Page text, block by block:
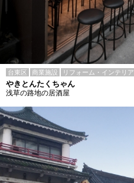
台東区 商業施設 リフォーム・インテリア
やきとんたくちゃん
浅草の路地の居酒屋